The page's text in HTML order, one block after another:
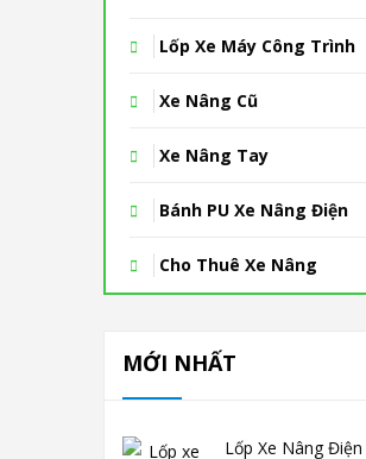
Lốp Xe Máy Công Trình
Xe Nâng Cũ
Xe Nâng Tay
Bánh PU Xe Nâng Điện
Cho Thuê Xe Nâng
MỚI NHẤT
Lốp Xe Nâng Điện